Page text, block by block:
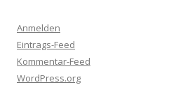
Anmelden
Eintrags-Feed
Kommentar-Feed
WordPress.org